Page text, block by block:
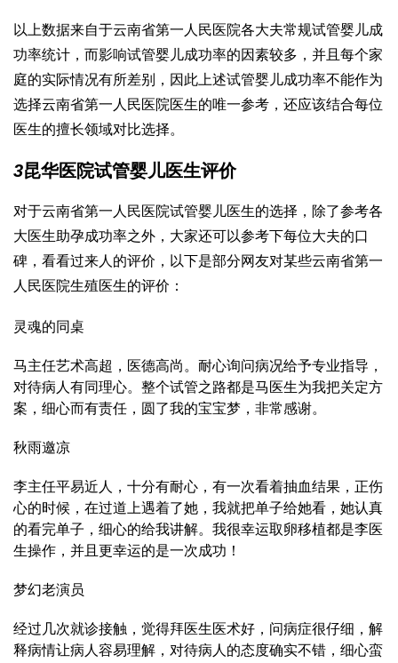
以上数据来自于云南省第一人民医院各大夫常规试管婴儿成
功率统计，而影响试管婴儿成功率的因素较多，并且每个家
庭的实际情况有所差别，因此上述试管婴儿成功率不能作为
选择云南省第一人民医院医生的唯一参考，还应该结合每位
医生的擅长领域对比选择。
3昆华医院试管婴儿医生评价
对于云南省第一人民医院试管婴儿医生的选择，除了参考各
大医生助孕成功率之外，大家还可以参考下每位大夫的口
碑，看看过来人的评价，以下是部分网友对某些云南省第一
人民医院生殖医生的评价：
灵魂的同桌
马主任艺术高超，医德高尚。耐心询问病况给予专业指导，
对待病人有同理心。整个试管之路都是马医生为我把关定方
案，细心而有责任，圆了我的宝宝梦，非常感谢。
秋雨邀凉
李主任平易近人，十分有耐心，有一次看着抽血结果，正伤
心的时候，在过道上遇着了她，我就把单子给她看，她认真
的看完单子，细心的给我讲解。我很幸运取卵移植都是李医
生操作，并且更幸运的是一次成功！
梦幻老演员
经过几次就诊接触，觉得拜医生医术好，问病症很仔细，解
释病情让病人容易理解，对待病人的态度确实不错，细心蛮